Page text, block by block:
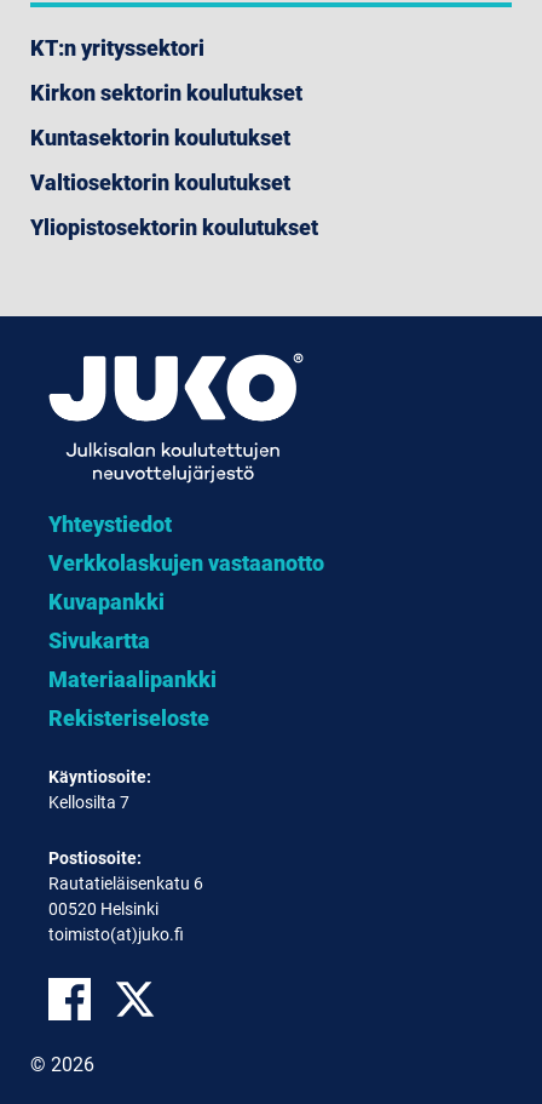
KT:n yrityssektori
Kirkon sektorin koulutukset
Kuntasektorin koulutukset
Valtiosektorin koulutukset
Yliopistosektorin koulutukset
Yhteystiedot
Verkkolaskujen vastaanotto
Kuvapankki
Sivukartta
Materiaalipankki
Rekisteriseloste
Käyntiosoite:
Kellosilta 7
Postiosoite:
Rautatieläisenkatu 6
00520 Helsinki
toimisto(at)juko.fi
© 2026